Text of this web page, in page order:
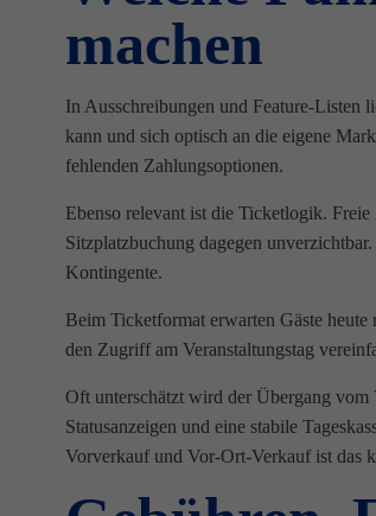
machen
In Ausschreibungen und Feature-Listen
kann und sich optisch an die eigene
fehlenden Zahlungsoptionen.
Ebenso relevant ist die Ticketlogik.
Sitzplatzbuchung dagegen
Kontingente.
Beim Ticketformat erwarten Gäste
den Zugriff am Veranstaltungstag
Oft unterschätzt wird der Übergang vom
Statusanzeigen und eine stabile
Vorverkauf und Vor-Ort-Verkauf ist das